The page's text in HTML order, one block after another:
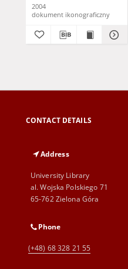
2004
dokument ikonograficzny
CONTACT DETAILS
Address
University Library
al. Wojska Polskiego 71
65-762 Zielona Góra
Phone
(+48) 68 328 21 55